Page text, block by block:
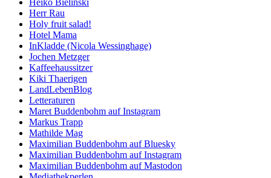
Heiko Bielinski
Herr Rau
Holy fruit salad!
Hotel Mama
InKladde (Nicola Wessinghage)
Jochen Metzger
Kaffeehaussitzer
Kiki Thaerigen
LandLebenBlog
Letteraturen
Maret Buddenbohm auf Instagram
Markus Trapp
Mathilde Mag
Maximilian Buddenbohm auf Bluesky
Maximilian Buddenbohm auf Instagram
Maximilian Buddenbohm auf Mastodon